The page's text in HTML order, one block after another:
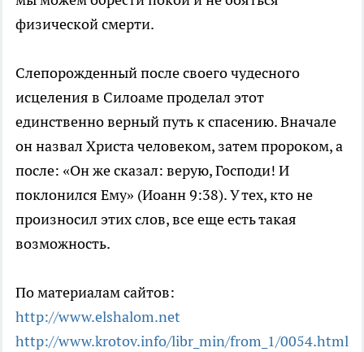
физической смерти.
Слепорожденный после своего чудесного
исцеления в Силоаме проделал этот
единственно верный путь к спасению. Вначале
он назвал Христа человеком, затем пророком, а
после: «Он же сказал: верую, Господи! И
поклонился Ему» (Иоанн 9:38). У тех, кто не
произносил этих слов, все еще есть такая
возможность.
По материалам сайтов:
http://www.elshalom.net
http://www.krotov.info/libr_min/from_1/0054.html